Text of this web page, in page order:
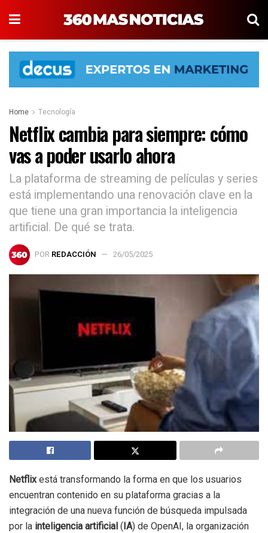
Home Tecnología
Netflix cambia para siempre: cómo
vas a poder usarlo ahora
La plataforma de streaming de películas y series
está implementando una renovación clave en la
que tiene una gran importancia la inteligencia
artificial. De qué se trata.
POR REDACCIÓN 26/05/2025
Netflixestá transformando la forma en que los usuarios
encuentran contenido en su plataforma gracias a la
integración de una nueva función de búsqueda impulsada
por la inteligencia artificial (IA) de OpenAI, la organización